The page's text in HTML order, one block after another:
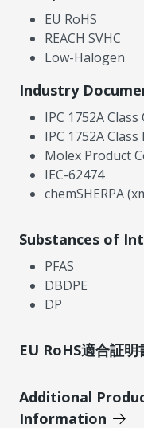
EU RoHS
REACH SVHC
Low-Halogen
Industry
IPC 1752A Class
IPC 1752A Class
Molex Product
IEC-62474
chemSHERPA
Substances of
PFAS
DBDPE
DP
EU RoHS適合証明
Additional
Information